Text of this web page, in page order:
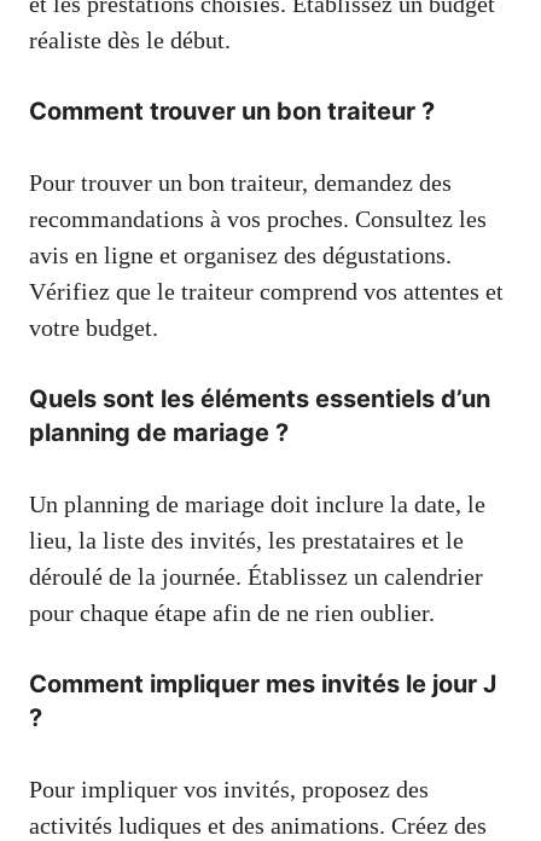
réaliste dès le début.
Comment trouver un bon traiteur ?
Pour trouver un bon traiteur, demandez des
recommandations à vos proches. Consultez les
avis en ligne et organisez des dégustations.
Vérifiez que le traiteur comprend vos attentes et
votre budget.
Quels sont les éléments essentiels d’un
planning de mariage ?
Un planning de mariage doit inclure la date, le
lieu, la liste des invités, les prestataires et le
déroulé de la journée. Établissez un calendrier
pour chaque étape afin de ne rien oublier.
Comment impliquer mes invités le jour J
?
Pour impliquer vos invités, proposez des
activités ludiques et des animations. Créez des